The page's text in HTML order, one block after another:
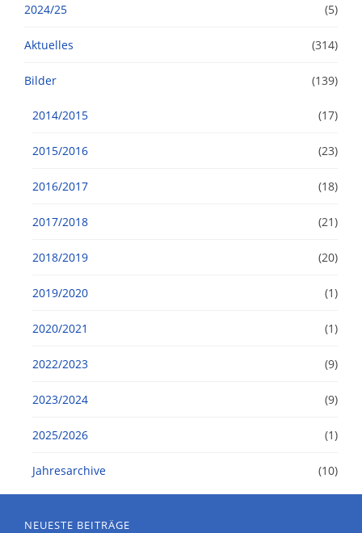
2024/25 (5)
Aktuelles (314)
Bilder (139)
2014/2015 (17)
2015/2016 (23)
2016/2017 (18)
2017/2018 (21)
2018/2019 (20)
2019/2020 (1)
2020/2021 (1)
2022/2023 (9)
2023/2024 (9)
2025/2026 (1)
Jahresarchive (10)
NEUESTE BEITRÄGE